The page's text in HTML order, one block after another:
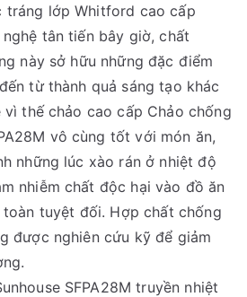
tráng lớp Whitford cao cấp
tân tiến bây giờ, chất
này sở hữu những đặc điểm
từ thành quả sáng tạo khác
vì thế chảo cao cấp Chảo chống
vô cùng tốt với món ăn,
những lúc xào rán ở nhiệt độ
nhiễm chất độc hại vào đồ ăn
tuyệt đối. Hợp chất chống
được nghiên cứu kỹ để giảm
SFPA28M truyền nhiệt